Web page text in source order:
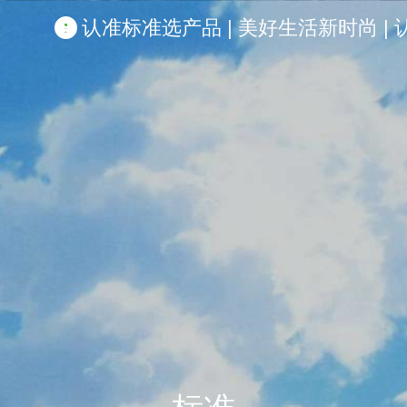
认准标准选产品 | 美好生活新时尚 |